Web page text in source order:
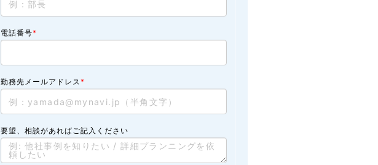
電話番号*
勤務先メールアドレス*
要望、相談があればご記入ください